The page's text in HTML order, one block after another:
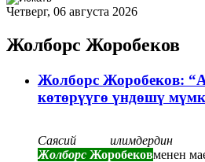
Четверг, 06 августа 2026
Жолборс Жоробеков
Жолборс Жоробеков:​​​​​​​
көтөрүүгө үндөшү
Саясий илимдердин
Жолборс Жоробековменен